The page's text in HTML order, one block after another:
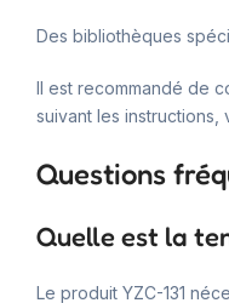
Des bibliothèques
Il est recommandé de
suivant les
Questions
Quelle est la
Le produit YZC-131